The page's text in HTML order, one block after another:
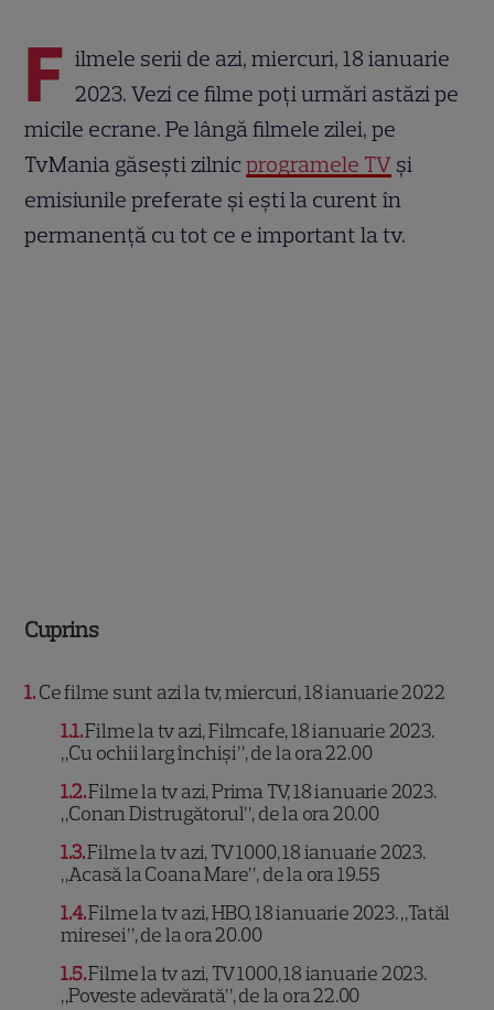
F ilmele serii de azi, miercuri, 18 ianuarie
2023. Vezi ce filme poți urmări astăzi pe
micile ecrane. Pe lângă filmele zilei, pe
TvMania găsești zilnicprogramele TV și
emisiunile preferate și ești la curent în
permanență cu tot ce e important la tv.
Cuprins
1 Ce filme sunt azi la tv, miercuri, 18 ianuarie 2022
1.1Filme la tv azi, Filmcafe, 18 ianuarie 2023.
„Cu ochii larg închiși”, de la ora 22.00
1.2Filme la tv azi, Prima TV, 18 ianuarie 2023.
„Conan Distrugătorul”, de la ora 20.00
1.3Filme la tv azi, TV 1000, 18 ianuarie 2023.
„Acasă la Coana Mare”, de la ora 19.55
1.4Filme la tv azi, HBO, 18 ianuarie 2023. „Tatăl
miresei”, de la ora 20.00
1.5Filme la tv azi, TV 1000, 18 ianuarie 2023.
„Poveste adevărată”, de la ora 22.00